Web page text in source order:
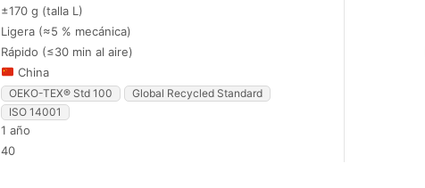
±170 g (talla L)
Ligera (≈5 % mecánica)
Rápido (≤30 min al aire)
China
OEKO-TEX® Std 100
Global Recycled Standard
ISO 14001
1 año
40